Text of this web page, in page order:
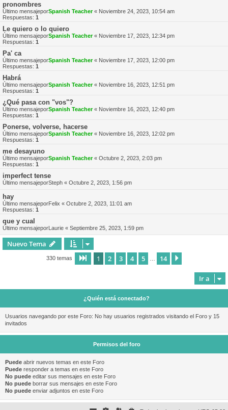
pronombres
Último mensajeporSpanish Teacher« Noviembre 24, 2023, 10:54 am
Respuestas: 1
Le quiero o lo quiero
Último mensajeporSpanish Teacher« Noviembre 17, 2023, 12:34 pm
Respuestas: 1
Pa' ca
Último mensajeporSpanish Teacher« Noviembre 17, 2023, 12:00 pm
Respuestas: 1
Habrá
Último mensajeporSpanish Teacher« Noviembre 16, 2023, 12:51 pm
Respuestas: 1
¿Qué pasa con "vos"?
Último mensajeporSpanish Teacher« Noviembre 16, 2023, 12:40 pm
Respuestas: 1
Ponerse, volverse, hacerse
Último mensajeporSpanish Teacher« Noviembre 16, 2023, 12:02 pm
Respuestas: 1
me desayuno
Último mensajeporSpanish Teacher« Octubre 2, 2023, 2:03 pm
Respuestas: 1
imperfect tense
Último mensajeporSteph « Octubre 2, 2023, 1:56 pm
hay
Último mensajeporFelix « Octubre 2, 2023, 11:01 am
Respuestas: 1
que y cual
Último mensajeporLaurie « Septiembre 25, 2023, 1:59 pm
Nuevo Tema
330 temas Página de 14
1 2 3 4 5 14
Ir a
¿Quién está conectado?
Usuarios navegando por este Foro: No hay usuarios registrados visitando el Foro y 15
invitados
Permisos del foro
Puede abrir nuevos temas en este Foro
Puede responder a temas en este Foro
No puede editar sus mensajes en este Foro
No puede borrar sus mensajes en este Foro
No puede enviar adjuntos en este Foro